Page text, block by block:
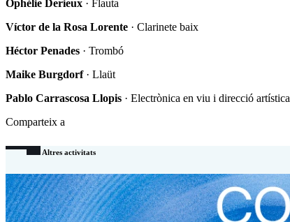
Ophélie Derieux · Flauta
Víctor de la Rosa Lorente · Clarinete baix
Héctor Penades · Trombó
Maike Burgdorf · Llaüt
Pablo Carrascosa Llopis · Electrònica en viu i direcció artística
Comparteix a
Altres activitats